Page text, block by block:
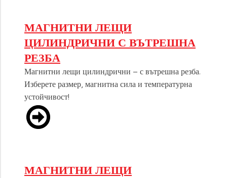
МАГНИТНИ ЛЕЩИ
ЦИЛИНДРИЧНИ С ВЪТРЕШНА
РЕЗБА
Магнитни лещи цилиндрични – с вътрешна резба.
Изберете размер, магнитна сила и температурна
устойчивост!
МАГНИТНИ ЛЕЩИ